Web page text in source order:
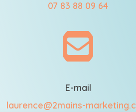
07 83 88 09 64

E-mail
laurence@2mains-